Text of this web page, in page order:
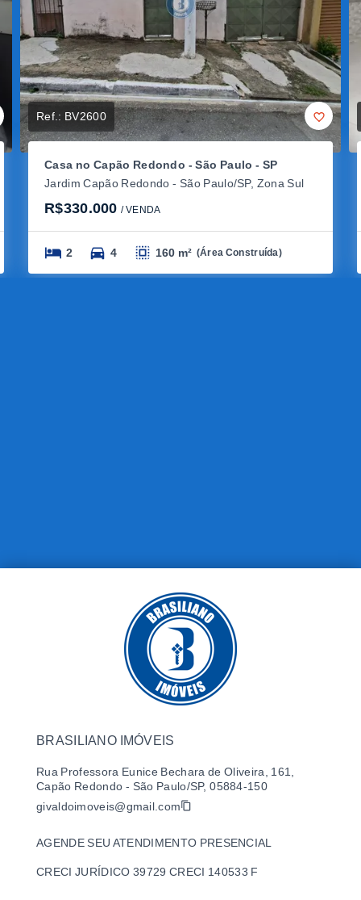
Ref.: BV2600
Casa no Capão Redondo - São Paulo - SP
Jardim Capão Redondo - São Paulo/SP, Zona Sul
R$330.000 / VENDA
2 4 160 m² (Área Construída)
BRASILIANO IMÓVEIS
Rua Professora Eunice Bechara de Oliveira, 161,
Capão Redondo - São Paulo/SP, 05884-150
givaldoimoveis@gmail.com
AGENDE SEU ATENDIMENTO PRESENCIAL
CRECI JURÍDICO 39729 CRECI 140533 F